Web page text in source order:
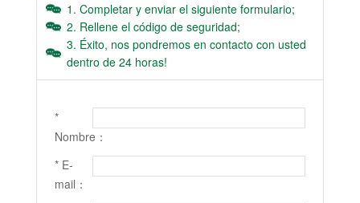
1. Completar y enviar el siguiente formulario;
2. Rellene el código de seguridad;
3. Éxito, nos pondremos en contacto con usted
dentro de 24 horas!
*
Nombre：
* E-
mail：